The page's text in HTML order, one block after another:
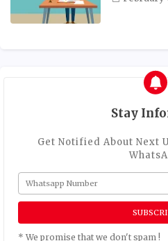
Stay
Get Notified About Next
* We promise that we don't spam !